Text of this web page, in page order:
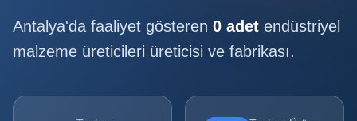
Ana
Sayfa
Antalya'da faaliyet gösteren 0 adet endüstriyel
malzeme üreticileri üreticisi ve fabrikası.